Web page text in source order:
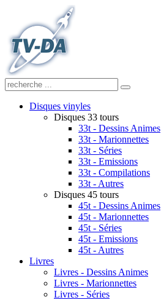
Disques vinyles
Disques 33 tours
33t - Dessins Animes
33t - Marionnettes
33t - Séries
33t - Emissions
33t - Compilations
33t - Autres
Disques 45 tours
45t - Dessins Animes
45t - Marionnettes
45t - Séries
45t - Emissions
45t - Autres
Livres
Livres - Dessins Animes
Livres - Marionnettes
Livres - Séries